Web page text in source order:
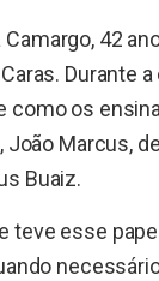
42
Durante
como os
Marcus,
Buaiz.
teve esse